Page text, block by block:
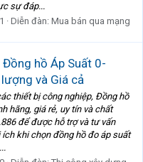
sự đáp...
Diễn đàn: Mua bán qua mạng
hồ Áp Suất 0-
và Giá cả
thiết bị công nghiệp, Đồng hồ
hãng, giá rẻ, uy tín và chất
để được hỗ trợ và tư vấn
khi chọn đồng hồ đo áp suất